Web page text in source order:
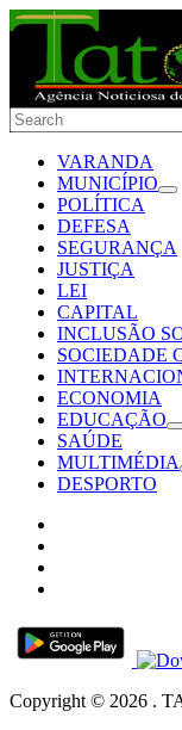
VARANDA
MUNICÍPIO
POLÍTICA
DEFESA
SEGURANÇA
JUSTIÇA
LEI
CAPITAL
INCLUSÃO
SOCIEDADE
ECONOMIA
EDUCAÇÃO
SAÚDE
MULTIMÉDIA
DESPORTO
Copyright © 2026 .